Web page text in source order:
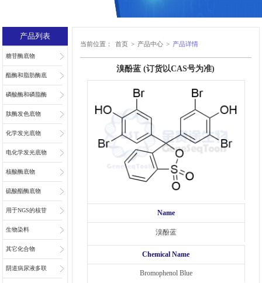
产品列表
糖苷酶底物
酯酶和脂肪酶底
物
磷酸酶和磷脂酶
底物
肽酶发色底物
化学发光底物
电化学发光底物
核酸酶底物
硫酸酯酶底物
用于NGS的核苷
和核苷酸
生物染料
其它化合物
阴道病尿液多联
当前位置： 首页 > 产品中心 > 产品详情
溴酚蓝 (订货以CAS号为准)
Name
溴酚蓝
Chemical Name
Bromophenol Blue